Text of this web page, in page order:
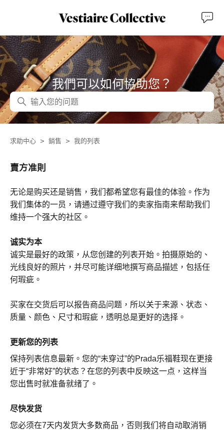
我們可以如何協助您？
搜尋
求助中心 銷售 我的列表
賣方准則
无论是购买还是销售，我们都希望您有最佳的体验。作为
我们集体的一员，请通过遵守我们的卖家指南来帮助我们
维持一个强大的社区。
诚实为本
诚实是最好的政策，从您创建的列表开始。拍摄原始的、
光线良好的照片，并尽可能详细地撰写商品描述，包括任
何瑕疵。
买家在交货后可以报告商品问题，所以关于来源、状态、
质量、颜色、尺寸和瑕疵，透明总是更好的选择。
更新您的列表
保持列表信息最新。您的“未穿过”的Prada乐福鞋现在更接
近于“非常好”的状态？在您的列表中反映这一点，这样当
您出售时就准备就绪了。
尽快发货
您必须在7天内发货大多数商品，否则我们将自动取消销